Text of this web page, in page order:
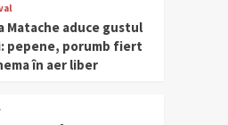
Matache aduce gustul
pepene, porumb fiert
în aer liber